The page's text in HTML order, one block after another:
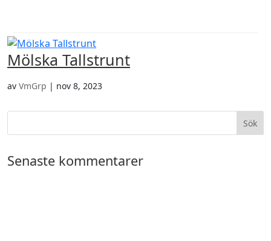
Mölska Tallstrunt
av VmGrp | nov 8, 2023
Senaste kommentarer